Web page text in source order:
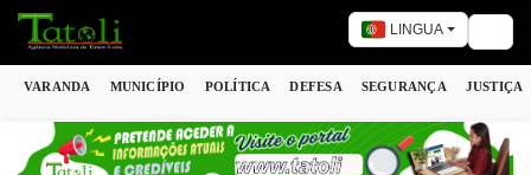
LINGUA
VARANDA MUNICÍPIO POLÍTICA DEFESA SEGURANÇA JUSTIÇA